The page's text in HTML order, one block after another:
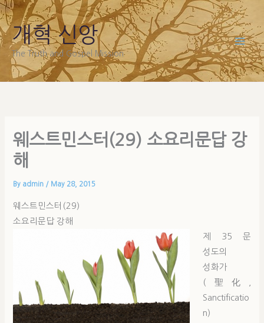
Skip
to
content
개혁 신앙
The Truth and Gospel Mission
웨스트민스터(29) 소요리문답 강
해
By admin / May 28, 2015
웨스트민스터(29)
소요리문답 강해
제 35 문
성도의
성화가
(聖化,
Sanctificatio
n)